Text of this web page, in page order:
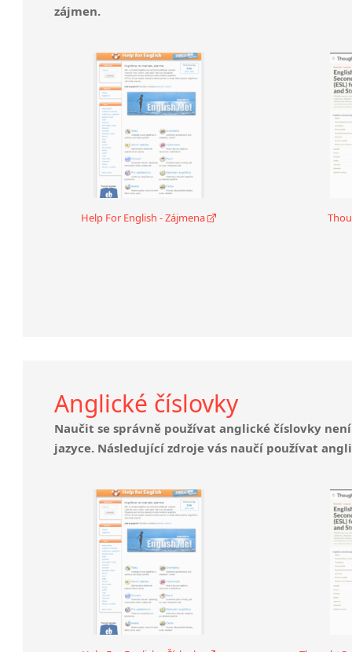
zájmen.
Help For English - Zájmena
Anglické číslovky
Naučit se správně používat anglické číslovky
jazyce. Následující zdroje vás naučí používat